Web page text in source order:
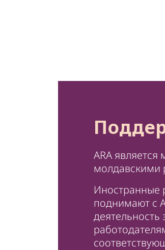
ARA
молдавскими
Иностранные
поднимают с